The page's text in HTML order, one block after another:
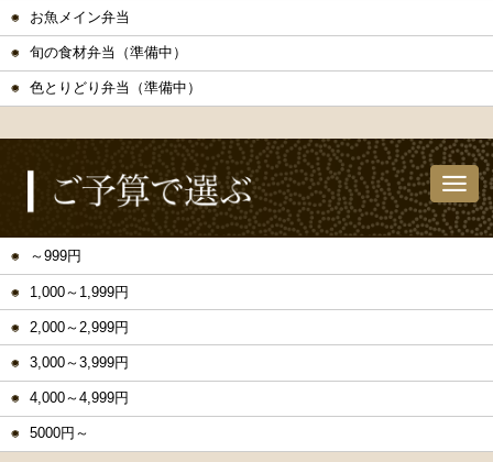
お魚メイン弁当
旬の食材弁当（準備中）
色とりどり弁当（準備中）
～999円
1,000～1,999円
2,000～2,999円
3,000～3,999円
4,000～4,999円
5000円～